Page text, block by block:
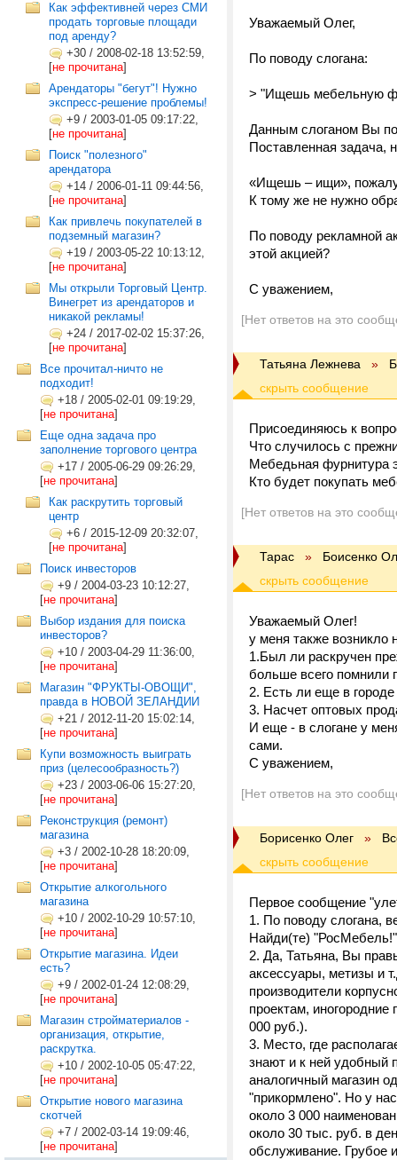
Как эффективней через СМИ
продать торговые площади
под аренду?
+30 / 2008-02-18 13:52:59,
[не прочитана]
Арендаторы "бегут"! Нужно
экспресс-решение проблемы!
+9 / 2003-01-05 09:17:22,
[не прочитана]
Поиск "полезного"
арендатора
+14 / 2006-01-11 09:44:56,
[не прочитана]
Как привлечь покупателей в
подземный магазин?
+19 / 2003-05-22 10:13:12,
[не прочитана]
Мы открыли Торговый Центр.
Винегрет из арендаторов и
никакой рекламы!
+24 / 2017-02-02 15:37:26,
[не прочитана]
Все прочитал-ничто не
подходит!
+18 / 2005-02-01 09:19:29,
[не прочитана]
Еще одна задача про
заполнение торгового центра
+17 / 2005-06-29 09:26:29,
[не прочитана]
Как раскрутить торговый
центр
+6 / 2015-12-09 20:32:07,
[не прочитана]
Поиск инвесторов
+9 / 2004-03-23 10:12:27,
[не прочитана]
Выбор издания для поиска
инвесторов?
+10 / 2003-04-29 11:36:00,
[не прочитана]
Магазин "ФРУКТЫ-ОВОЩИ",
правда в НОВОЙ ЗЕЛАНДИИ
+21 / 2012-11-20 15:02:14,
[не прочитана]
Купи возможность выиграть
приз (целесообразность?)
+23 / 2003-06-06 15:27:20,
[не прочитана]
Реконструкция (ремонт)
магазина
+3 / 2002-10-28 18:20:09,
[не прочитана]
Открытие алкогольного
магазина
+10 / 2002-10-29 10:57:10,
[не прочитана]
Открытие магазина. Идеи
есть?
+9 / 2002-01-24 12:08:29,
[не прочитана]
Магазин стройматериалов -
организация, открытие,
раскрутка.
+10 / 2002-10-05 05:47:22,
[не прочитана]
Открытие нового магазина
скотчей
+7 / 2002-03-14 19:09:46,
[не прочитана]
Уважаемый Олег,
По поводу слогана:
> "Ищешь мебельную
Данным слоганом Вы
Поставленная задача,
«Ищешь – ищи»,
К тому же не нужно
По поводу рекламной
этой акцией?
С уважением,
[Нет ответов на это
Татьяна Лежнева »
Присоединяюсь к
Что случилось с
Мебедьная фурнитура
Кто будет покупать
[Нет ответов на это
Тарас » Боисенко
Уважаемый Олег!
у меня также возникло
1.Был ли раскручен
больше всего помнили
2. Есть ли еще в
3. Насчет оптовых
И еще - в слогане у
сами.
С уважением,
[Нет ответов на это
Борисенко Олег »
Первое сообщение
1. По поводу слогана,
Найди(те) "РосМебель!"
2. Да, Татьяна, Вы
аксессуары, метизы и
производители
проектам, иногородние
000 руб.).
3. Место, где
знают и к ней удобный
аналогичный магазин
"прикормлено". Но у
около 3 000
около 30 тыс. руб. в
обслуживание. Грубое